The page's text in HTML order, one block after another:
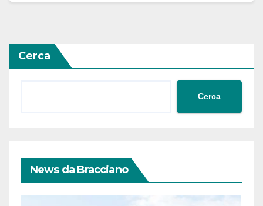
Cerca
Cerca
News da Bracciano